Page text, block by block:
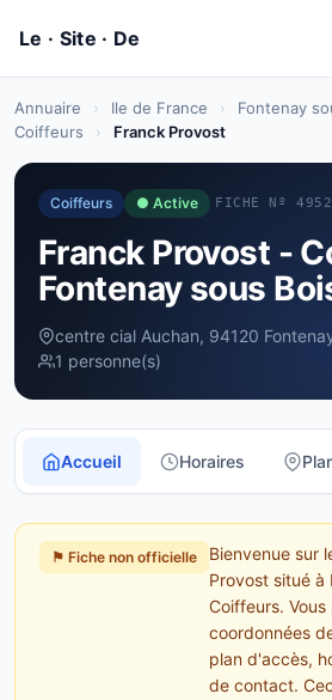
Annuaire › Ile de France › Fontenay
Coiffeurs
› Franck Provost
Coiffeurs ● Active FICHE Nº
Franck Provost -
Fontenay sous
centre cial Auchan, 94120
1 personne(s)
Accueil Horaires
⚑ Fiche non officielle
Bienvenue sur
Provost situé à
Coiffeurs.
coordonnées
plan d'accès,
de contact.